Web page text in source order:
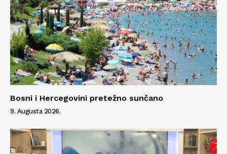
Bosni i Hercegovini pretežno sunčano
9. Augusta 2026.